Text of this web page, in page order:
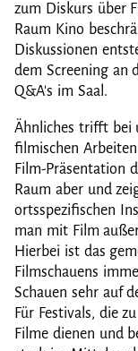
zum Diskurs über
Raum Kino
Diskussionen
dem Screening an
Q&A's im Saal.
Ähnliches trifft bei
filmischen
Film-Präsentation
Raum aber und
ortsspezifischen
man mit Film
Hierbei ist das
Filmschauens
Schauen sehr auf
Für Festivals, die
Filme dienen und